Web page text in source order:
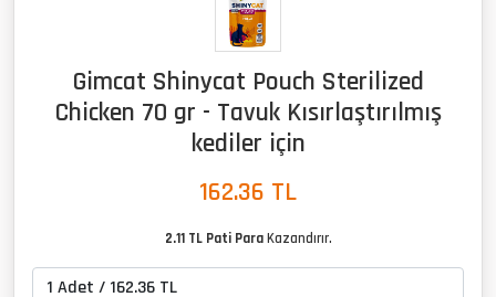
Gimcat Shinycat Pouch Sterilized
Chicken 70 gr - Tavuk Kısırlaştırılmış
kediler için
162.36 TL
2.11 TL Pati ParaKazandırır.